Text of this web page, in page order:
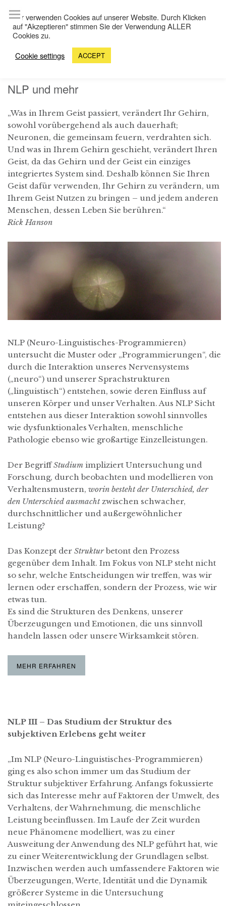
NLP und mehr
„Was in Ihrem Geist passiert, verändert Ihr Gehirn,
sowohl vorübergehend als auch dauerhaft;
Neuronen, die gemeinsam feuern, verdrahten sich.
Und was in Ihrem Gehirn geschieht, verändert Ihren
Geist, da das Gehirn und der Geist ein einziges
integriertes System sind. Deshalb können Sie Ihren
Geist dafür verwenden, Ihr Gehirn zu verändern, um
Ihrem Geist Nutzen zu bringen – und jedem anderen
Menschen, dessen Leben Sie berühren.“
Rick Hanson
NLP (Neuro-Linguistisches-Programmieren)
untersucht die Muster oder „Programmierungen“, die
durch die Interaktion unseres Nervensystems
(„neuro“) und unserer Sprachstrukturen
(„linguistisch“) entstehen, sowie deren Einfluss auf
unseren Körper und unser Verhalten. Aus NLP Sicht
entstehen aus dieser Interaktion sowohl sinnvolles
wie dysfunktionales Verhalten, menschliche
Pathologie ebenso wie großartige Einzelleistungen.
Der BegriffStudium impliziert Untersuchung und
Forschung, durch beobachten und modellieren von
Verhaltensmustern, worin besteht der Unterschied, der
den Unterschied ausmachtzwischen schwacher,
durchschnittlicher und außergewöhnlicher
Leistung?
Das Konzept der Strukturbetont den Prozess
gegenüber dem Inhalt. Im Fokus von NLP steht nicht
so sehr, welche Entscheidungen wir treffen, was wir
lernen oder erschaffen, sondern der Prozess, wie wir
etwas tun.
Es sind die Strukturen des Denkens, unserer
Überzeugungen und Emotionen, die uns sinnvoll
handeln lassen oder unsere Wirksamkeit stören.
MEHR ERFAHREN
NLP III – Das Studium der Struktur des
subjektiven Erlebens geht weiter
„Im NLP (Neuro-Linguistisches-Programmieren)
ging es also schon immer um das Studium der
Struktur subjektiver Erfahrung. Anfangs fokussierte
sich das Interesse mehr auf Faktoren der Umwelt, des
Verhaltens, der Wahrnehmung, die menschliche
Leistung beeinflussen. Im Laufe der Zeit wurden
neue Phänomene modelliert, was zu einer
Ausweitung der Anwendung des NLP geführt hat, wie
zu einer Weiterentwicklung der Grundlagen selbst.
Inzwischen werden auch umfassendere Faktoren wie
Überzeugungen, Werte, Identität und die Dynamik
größerer Systeme in die Untersuchung
Wir verwenden Cookies auf unserer Website. Durch Klicken
auf "Akzeptieren" stimmen Sie der Verwendung ALLER
Cookies zu.
Cookie settings
ACCEPT